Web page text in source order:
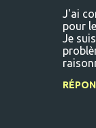
J'ai
pour
Je